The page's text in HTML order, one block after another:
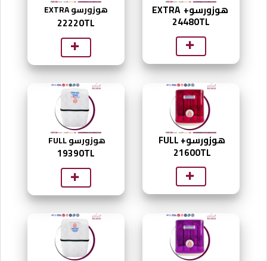
هوزورسو+ EXTRA
24480TL
هوزورسو EXTRA
22220TL
هوزورسو+ FULL
21600TL
هوزورسو FULL
19390TL